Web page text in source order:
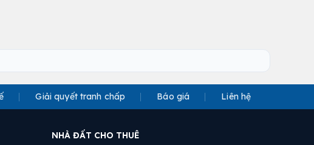
Giải quyết tranh chấp Báo giá Liên hệ
NHÀ ĐẤT CHO THUÊ